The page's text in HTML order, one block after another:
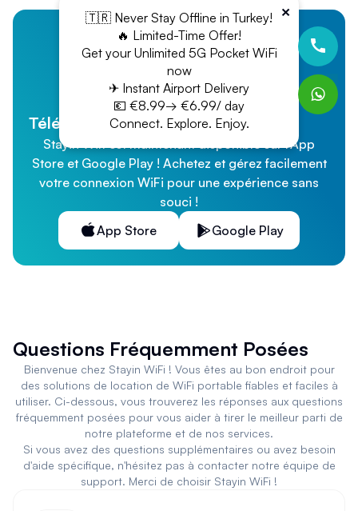
Téléchargez notre application
Stayin Wifi est maintenant disponible sur l'App
Store et Google Play ! Achetez et gérez facilement
votre connexion WiFi pour une expérience sans
souci !
App Store
Google Play
Questions Fréquemment Posées
Bienvenue chez Stayin WiFi ! Vous êtes au bon endroit pour
des solutions de location de WiFi portable fiables et faciles à
utiliser. Ci-dessous, vous trouverez les réponses aux questions
fréquemment posées pour vous aider à tirer le meilleur parti de
notre plateforme et de nos services.
Si vous avez des questions supplémentaires ou avez besoin
d'aide spécifique, n'hésitez pas à contacter notre équipe de
support. Merci de choisir Stayin WiFi !
×
🇹🇷 Never Stay Offline in Turkey!
🔥 Limited-Time Offer!
Get your Unlimited 5G Pocket WiFi
now
✈ Instant Airport Delivery
💶 €8.99→ €6.99/ day
Connect. Explore. Enjoy.